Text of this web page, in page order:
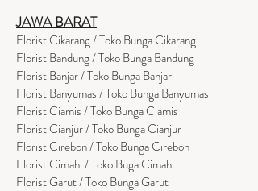
JAWA BARAT
Florist Cikarang/ Toko Bunga Cikarang
Florist Bandung / Toko Bunga Bandung
Florist Banjar / Toko Bunga Banjar
Florist Banyumas / Toko Bunga Banyumas
Florist Ciamis / Toko Bunga Ciamis
Florist Cianjur / Toko Bunga Cianjur
Florist Cirebon / Toko Bunga Cirebon
Florist Cimahi / Toko Buga Cimahi
Florist Garut / Toko Bunga Garut